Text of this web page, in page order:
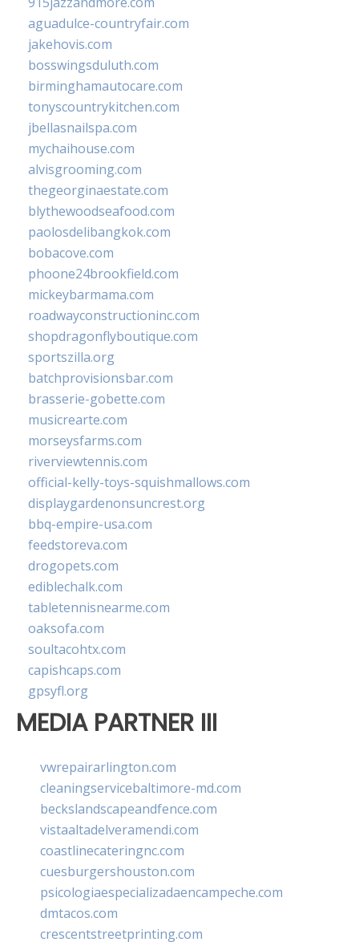
aguadulce-countryfair.com
jakehovis.com
bosswingsduluth.com
birminghamautocare.com
tonyscountrykitchen.com
jbellasnailspa.com
mychaihouse.com
alvisgrooming.com
thegeorginaestate.com
blythewoodseafood.com
paolosdelibangkok.com
bobacove.com
phoone24brookfield.com
mickeybarmama.com
roadwayconstructioninc.com
shopdragonflyboutique.com
sportszilla.org
batchprovisionsbar.com
brasserie-gobette.com
musicrearte.com
morseysfarms.com
riverviewtennis.com
official-kelly-toys-squishmallows.com
displaygardenonsuncrest.org
bbq-empire-usa.com
feedstoreva.com
drogopets.com
ediblechalk.com
tabletennisnearme.com
oaksofa.com
soultacohtx.com
capishcaps.com
gpsyfl.org
MEDIA PARTNER III
vwrepairarlington.com
cleaningservicebaltimore-md.com
beckslandscapeandfence.com
vistaaltadelveramendi.com
coastlinecateringnc.com
cuesburgershouston.com
psicologiaespecializadaencampeche.com
dmtacos.com
crescentstreetprinting.com